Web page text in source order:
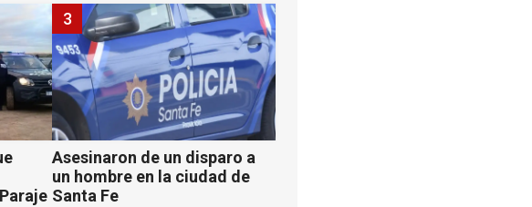
Asesinaron de un disparo a
un hombre en la ciudad de
Santa Fe
3